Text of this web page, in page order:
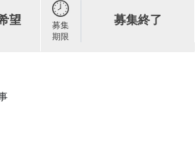
望
募集
期限
募集終了